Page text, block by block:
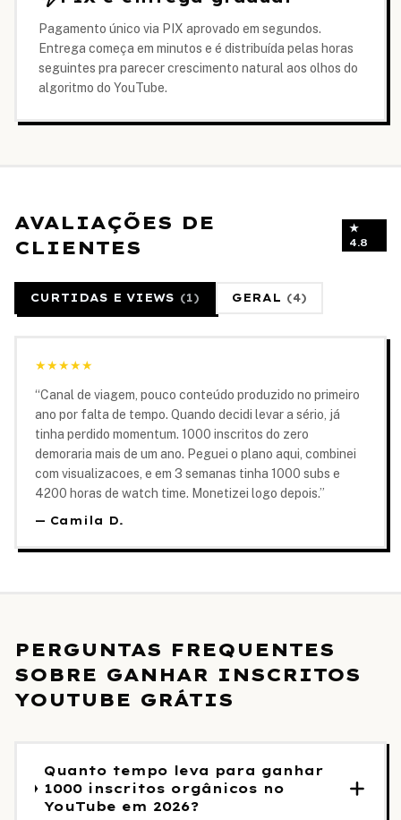
Pagamento único via PIX aprovado em segundos.
Entrega começa em minutos e é distribuída pelas horas
seguintes pra parecer crescimento natural aos olhos do
algoritmo do YouTube.
AVALIAÇÕES DE
CLIENTES
★
4.8
CURTIDAS E VIEWS (1) GERAL (4)
★★★★★
“Canal de viagem, pouco conteúdo produzido no primeiro
ano por falta de tempo. Quando decidi levar a sério, já
tinha perdido momentum. 1000 inscritos do zero
demoraria mais de um ano. Peguei o plano aqui, combinei
com visualizacoes, e em 3 semanas tinha 1000 subs e
4200 horas de watch time. Monetizei logo depois.”
— Camila D.
PERGUNTAS FREQUENTES
SOBRE GANHAR INSCRITOS
YOUTUBE GRÁTIS
Quanto tempo leva para ganhar
1000 inscritos orgânicos no
YouTube em 2026?